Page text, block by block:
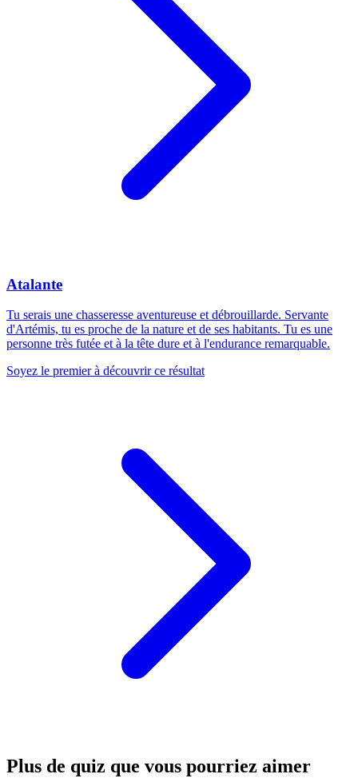
Atalante
Tu serais une chasseresse aventureuse et débrouillarde. Servante
d'Artémis, tu es proche de la nature et de ses habitants. Tu es une
personne très futée et à la tête dure et à l'endurance remarquable.
Soyez le premier à découvrir ce résultat
Plus de quiz que vous pourriez aimer